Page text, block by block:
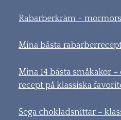
Rabarberkräm –
Mina bästa
Mina 14 bästa småkakor
recept på klassiska
Sega chokladsnittar –